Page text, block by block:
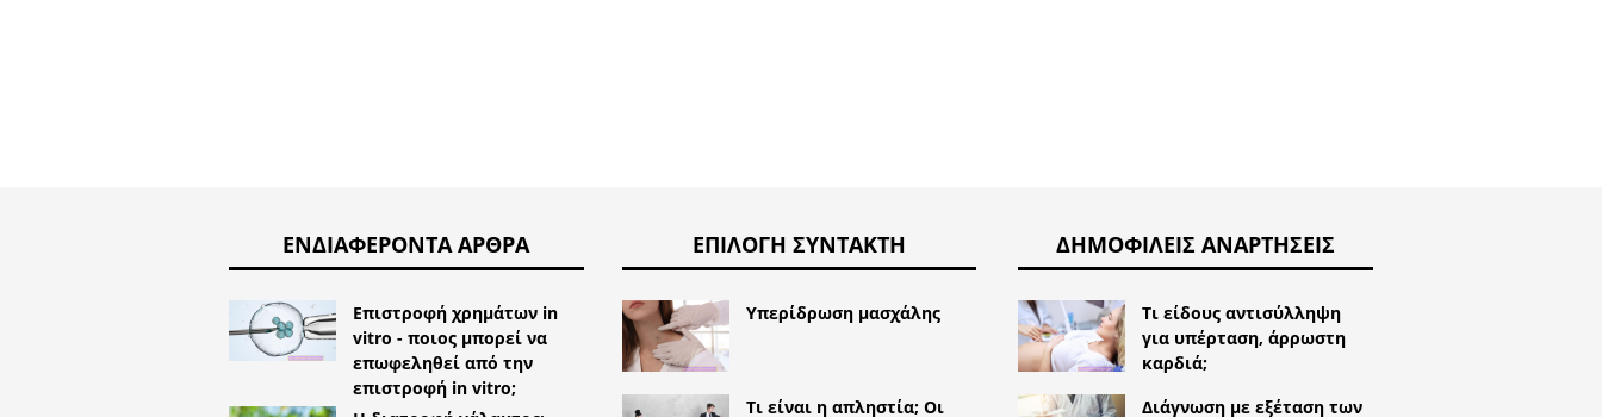
ΕΝΔΙΑΦΈΡΟΝΤΑ ΆΡΘΡΑ
Επιστροφή χρημάτων in
vitro - ποιος μπορεί να
επωφεληθεί από την
επιστροφή in vitro;
ΕΠΙΛΟΓΉ ΣΥΝΤΆΚΤΗ
Υπερίδρωση μασχάλης
Τι είναι η απληστία; Οι
ΔΗΜΟΦΙΛΕΊΣ ΑΝΑΡΤΉΣΕΙΣ
Τι είδους αντισύλληψη
για υπέρταση, άρρωστη
καρδιά;
Διάγνωση με εξέταση των